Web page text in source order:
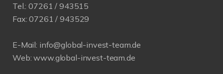
Tel.:07261 / 943515
Fax: 07261 / 943529
E-Mail: info@global-invest-team.de
Web:www.global-invest-team.de